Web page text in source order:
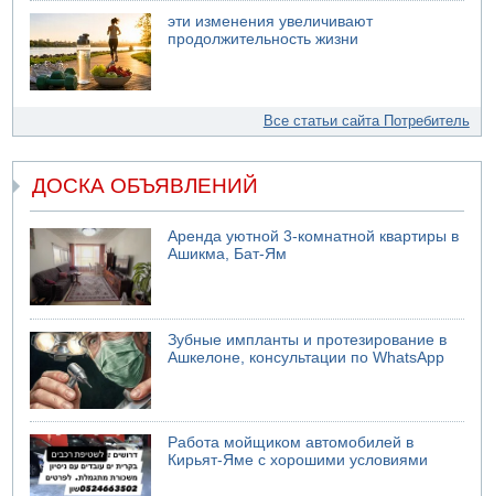
эти изменения увеличивают
продолжительность жизни
Все статьи сайта Потребитель
ДОСКА ОБЪЯВЛЕНИЙ
Аренда уютной 3-комнатной квартиры в
Ашикма, Бат-Ям
Зубные импланты и протезирование в
Ашкелоне, консультации по WhatsApp
Работа мойщиком автомобилей в
Кирьят-Яме с хорошими условиями